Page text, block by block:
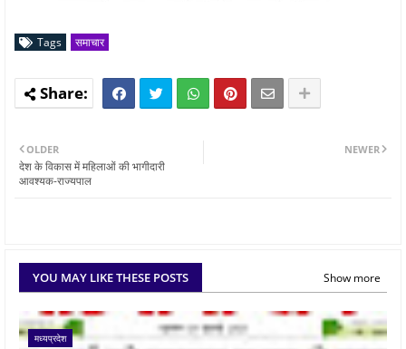
Tags समाचार
NEWER
OLDER
देश के विकास में महिलाओं की भागीदारी
आवश्यक-राज्यपाल
YOU MAY LIKE THESE POSTS Show more
मध्यप्रदेश